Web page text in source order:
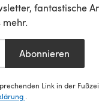
fantastische
Abonnieren
Link in der